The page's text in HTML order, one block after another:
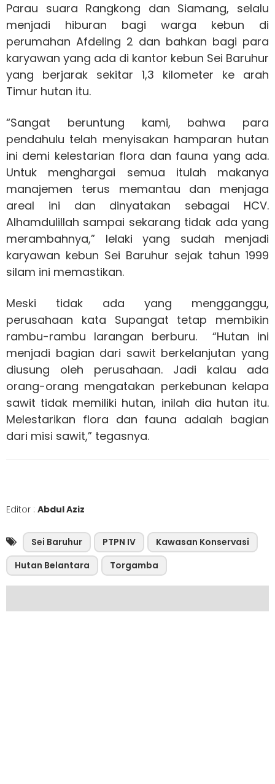
Parau suara Rangkong dan Siamang, selalu
menjadi hiburan bagi warga kebun di
perumahan Afdeling 2 dan bahkan bagi para
karyawan yang ada di kantor kebun Sei Baruhur
yang berjarak sekitar 1,3 kilometer ke arah
Timur hutan itu.
“Sangat beruntung kami, bahwa para
pendahulu telah menyisakan hamparan hutan
ini demi kelestarian flora dan fauna yang ada.
Untuk menghargai semua itulah makanya
manajemen terus memantau dan menjaga
areal ini dan dinyatakan sebagai HCV.
Alhamdulillah sampai sekarang tidak ada yang
merambahnya,” lelaki yang sudah menjadi
karyawan kebun Sei Baruhur sejak tahun 1999
silam ini memastikan.
Meski tidak ada yang mengganggu,
perusahaan kata Supangat tetap membikin
rambu-rambu larangan berburu. “Hutan ini
menjadi bagian dari sawit berkelanjutan yang
diusung oleh perusahaan. Jadi kalau ada
orang-orang mengatakan perkebunan kelapa
sawit tidak memiliki hutan, inilah dia hutan itu.
Melestarikan flora dan fauna adalah bagian
dari misi sawit,” tegasnya.
Editor : Abdul Aziz
Sei Baruhur PTPN IV
Kawasan Konservasi
Hutan Belantara
Torgamba